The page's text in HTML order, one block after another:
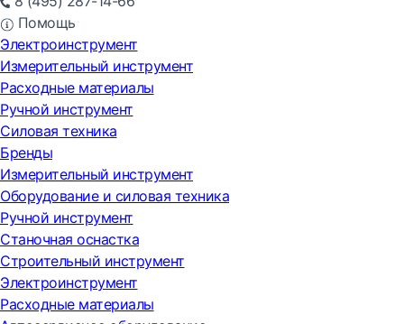
Помощь
Электроинструмент
Измерительный инструмент
Расходные материалы
Ручной инструмент
Силовая техника
Бренды
Измерительный инструмент
Оборудование и силовая техника
Ручной инструмент
Станочная оснастка
Строительный инструмент
Электроинструмент
Расходные материалы